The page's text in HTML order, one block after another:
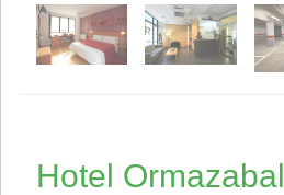
Hotel Ormazabal